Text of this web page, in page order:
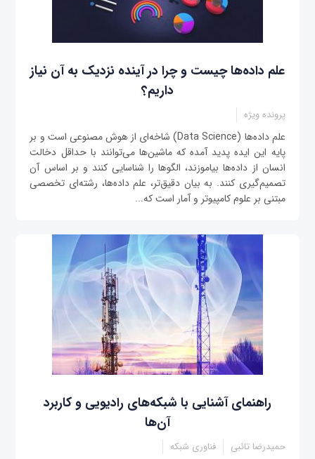
علم داده‌ها چیست و چرا در آینده نزدیک به آن نیاز
داریم؟
پرونده ویژه
علم داده‌ها (Data Science) شاخه‌ای از هوش مصنوعی است و بر
پایه این ایده پدید آمده که ماشین‌ها می‌توانند با حداقل دخالت
انسان از داده‌ها بیاموزند، الگوها را شناسایی کنند و بر اساس آن
تصمیم‌گیری کنند. به بیان دقیق‌تر، علم داده‌ها، رشته‌ای تخصصی
مبتنی بر علوم کامپیوتر و آمار است که...
راهنمای آشنایی با شبکه‌های رادیویی و کاربرد
آن‌ها
حمیدرضا تائبی فناوری شبکه